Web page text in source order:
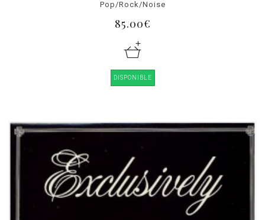
Pop/Rock/Noise
85.00€
DISPONIBLE